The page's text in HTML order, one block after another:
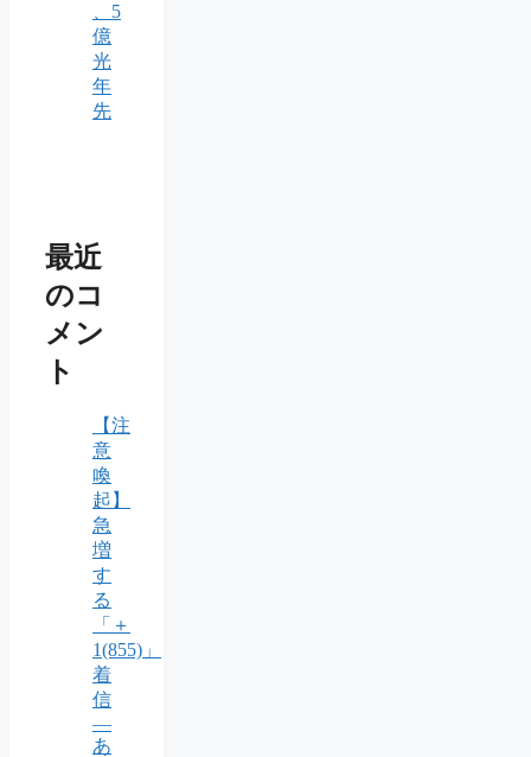
、5
億
光
年
先
最近
のコ
メン
ト
【注
意
喚
起】
急
増
す
る
「＋
1(855)」
着
信
―
あ